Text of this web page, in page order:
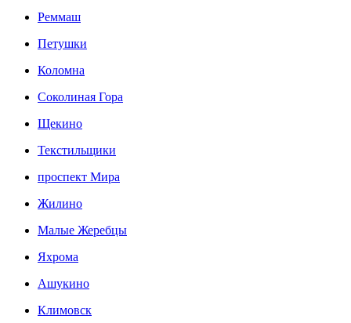
Реммаш
Петушки
Коломна
Соколиная Гора
Щекино
Текстильщики
проспект Мира
Жилино
Малые Жеребцы
Яхрома
Ашукино
Климовск